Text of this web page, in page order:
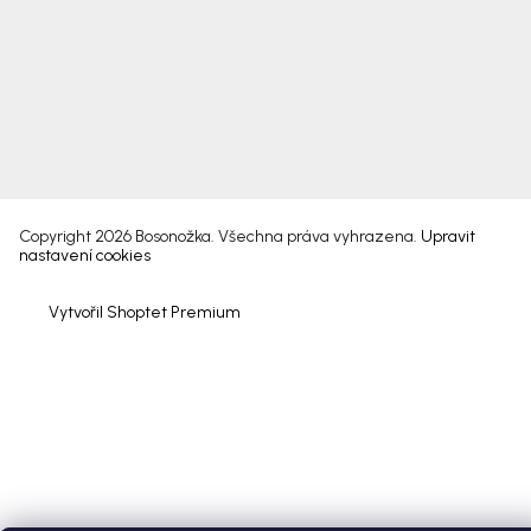
Vytvořil Shoptet Premium
Copyright 2026 Bosonožka. Všechna práva vyhrazena. Upravit
nastavení cookies